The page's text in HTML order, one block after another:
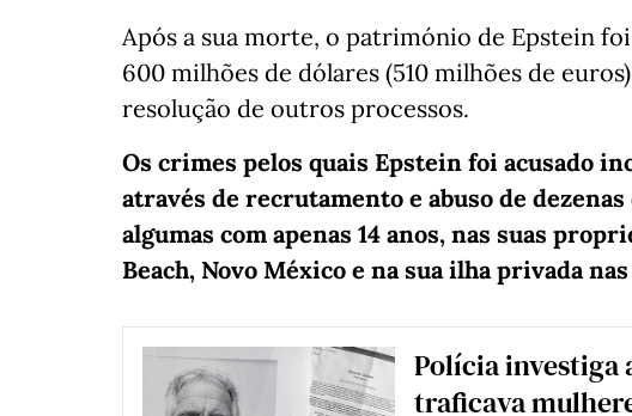
Após a sua morte, o património de Epstein
600 milhões de dólares (510 milhões de
resolução de outros processos.
Os crimes pelos quais Epstein foi acusado
através de recrutamento e abuso de
algumas com apenas 14 anos, nas suas
Beach, Novo México e na sua ilha privada
Polícia investiga
traficava